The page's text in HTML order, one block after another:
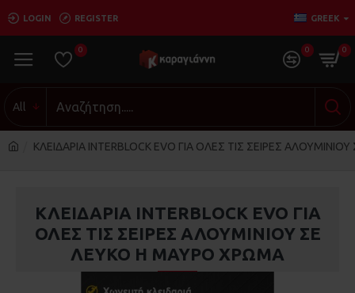
LOGIN REGISTER GREEK
0 0 0
All
ΚΛΕΙΔΑΡΙΑ INTERBLOCK EVO ΓΙΑ ΟΛΕΣ ΤΙΣ ΣΕΙΡΕΣ
ΚΛΕΙΔΑΡΙΑ INTERBLOCK EVO ΓΙΑ
ΟΛΕΣ ΤΙΣ ΣΕΙΡΕΣ ΑΛΟΥΜΙΝΙΟΥ ΣΕ
ΛΕΥΚΟ Η ΜΑΥΡΟ ΧΡΩΜΑ